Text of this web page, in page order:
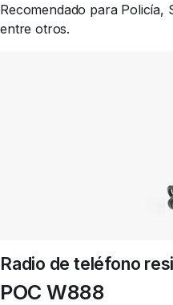
Recomendado para Policía,
entre otros.
Radio de teléfono
POC W888